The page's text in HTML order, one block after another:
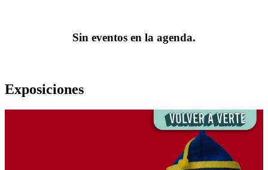
Sin eventos en la agenda.
Exposiciones